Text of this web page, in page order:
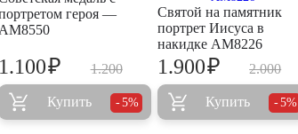
героя —
AM8550
1.200
1.100₽
Купить 5%
Святой на памятник
портрет Иисуса в
накидке AM8226
2.000
1.900₽
Купить 5%